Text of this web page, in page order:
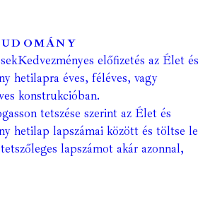
Kedvezményes előfizetés az Élet és
hetilapra éves, féléves, vagy
konstrukcióban.
tetszése szerint az Élet és
hetilap lapszámai között és töltse le
lapszámot akár azonnal,